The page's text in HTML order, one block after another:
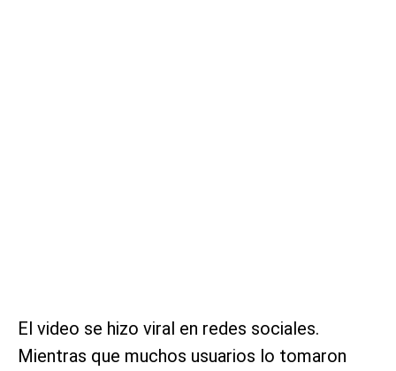
El video se hizo viral en redes sociales.
Mientras que muchos usuarios lo tomaron